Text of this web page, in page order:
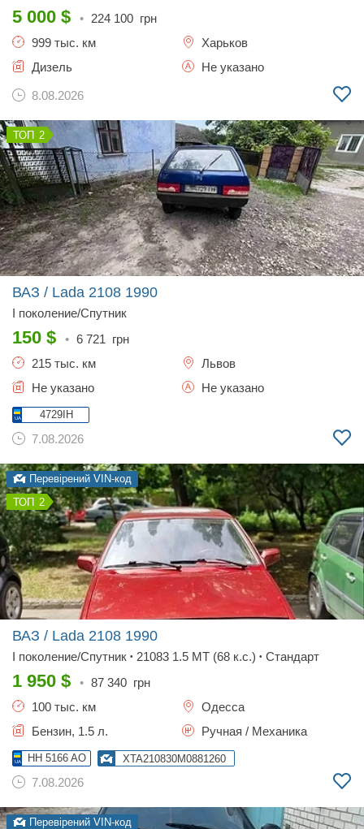
5 000 $ • 224 100 грн
999 тыс. км
Харьков
Дизель
Не указано
8.08.2026
2
ВАЗ / Lada 2108 1990
I поколение/Спутник
150 $ • 6 721 грн
215 тыс. км
Львов
Не указано
Не указано
4729IH
7.08.2026
Перевірений VIN-код
2
ВАЗ / Lada 2108 1990
I поколение/Спутник • 21083 1.5 MT (68 к.с.) • Стандарт
1 950 $ • 87 340 грн
100 тыс. км
Одесса
Бензин, 1.5 л.
Ручная / Механика
HH 5166 AO XTA210830M0881260
7.08.2026
Перевірений VIN-код